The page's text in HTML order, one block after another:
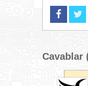
Cavablar